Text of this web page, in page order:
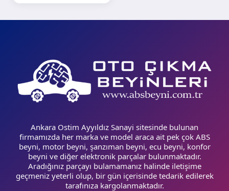
Ankara Ostim Ayyıldız Sanayi sitesinde bulunan
firmamızda her marka ve model araca ait pek çok ABS
beyni, motor beyni, şanzıman beyni, ecu beyni, konfor
beyni ve diğer elektronik parçalar bulunmaktadır.
Aradığınız parçayı bulamamanız halinde iletişime
geçmeniz yeterli olup, bir gün içerisinde tedarik edilerek
tarafınıza kargolanmaktadır.